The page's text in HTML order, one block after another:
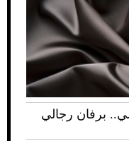
برفان رجالي